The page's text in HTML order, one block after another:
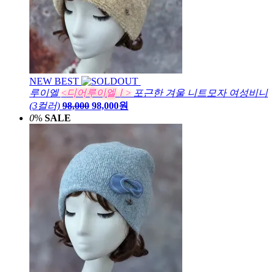
NEW BEST
루이엘 <디어루이엘Ⅰ> 포근한 겨울 니트모자 여성비니
(3컬러) 98,000 98,000원
0% SALE